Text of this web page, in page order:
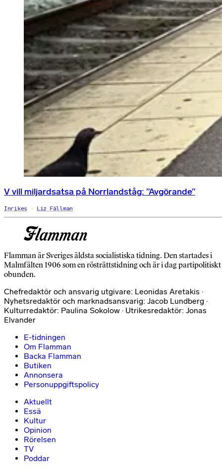
V vill miljardsatsa på Norrlandståg: ”Avgörande”
Inrikes Liz Fällman
Flamman är Sveriges äldsta socialistiska tidning. Den startades i
Malmfälten 1906 som en rösträttstidning och är i dag partipolitiskt
obunden.
Chefredaktör och ansvarig utgivare: Leonidas Aretakis ·
Nyhetsredaktör och marknadsansvarig: Jacob Lundberg ·
Kulturredaktör: Paulina Sokolow · Utrikesredaktör: Jonas
Elvander
E-tidningen
Om Flamman
Backa Flamman
Butiken
Annonsera
Personuppgiftspolicy
Aktuellt
Essä
Kultur
Opinion
Rörelsen
TV
Poddar